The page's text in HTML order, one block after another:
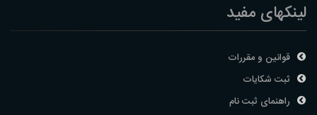
لینکهای مفید
قوانین و مقررات
ثبت شکایات
راهنمای ثبت نام